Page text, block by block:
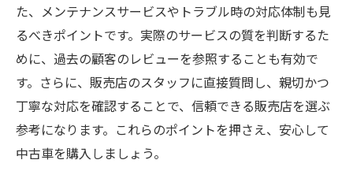
た、メンテナンスサービスやトラブル時の対応体制も見
るべきポイントです。実際のサービスの質を判断するた
めに、過去の顧客のレビューを参照することも有効で
す。さらに、販売店のスタッフに直接質問し、親切かつ
丁寧な対応を確認することで、信頼できる販売店を選ぶ
参考になります。これらのポイントを押さえ、安心して
中古車を購入しましょう。